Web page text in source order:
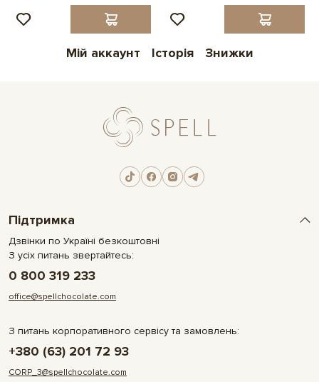
Мій аккаунт Історія Знижки
Підтримка
Дзвінки по Україні безкоштовні
З усіх питань звертайтесь:
0 800 319 233
office@spellchocolate.com
З питань корпоративного сервісу та замовлень:
+380 (63) 201 72 93
CORP_3@spellchocolate.com